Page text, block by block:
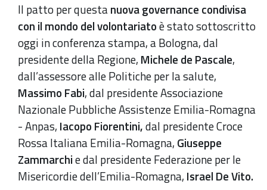
Il patto per questanuova governance condivisa
con il mondo del volontariatoè stato sottoscritto
oggi in conferenza stampa, a Bologna, dal
presidente della Regione, Michele de Pascale,
dall’assessore alle Politiche per la salute,
Massimo Fabi, dal presidente Associazione
Nazionale Pubbliche Assistenze Emilia-Romagna
- Anpas, Iacopo Fiorentini,dal presidente Croce
Rossa Italiana Emilia-Romagna, Giuseppe
Zammarchie dal presidente Federazione per le
Misericordie dell’Emilia-Romagna, Israel De Vito.